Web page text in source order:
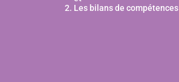
Les bilans de compétences